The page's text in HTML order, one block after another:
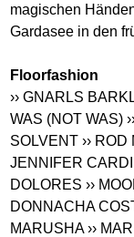
magischen
Gardasee in den
Floorfashion
›› GNARLS
WAS (NOT WAS)
SOLVENT ››
JENNIFER
DOLORES ››
DONNACHA
MARUSHA ››